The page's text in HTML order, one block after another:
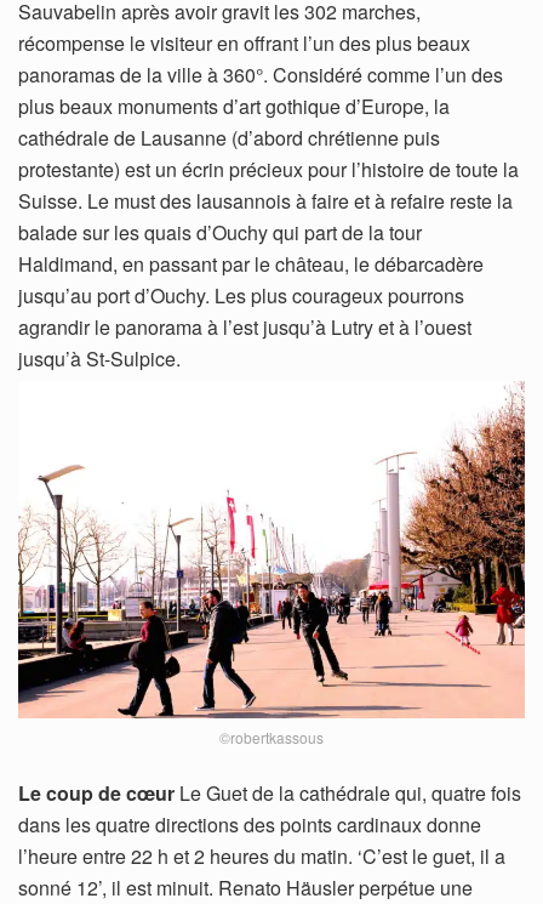
Sauvabelin après avoir gravit les 302 marches,
récompense le visiteur en offrant l’un des plus beaux
panoramas de la ville à 360°. Considéré comme l’un des
plus beaux monuments d’art gothique d’Europe, la
cathédrale de Lausanne (d’abord chrétienne puis
protestante) est un écrin précieux pour l’histoire de toute la
Suisse. Le must des lausannois à faire et à refaire reste la
balade sur les quais d’Ouchy qui part de la tour
Haldimand, en passant par le château, le débarcadère
jusqu’au port d’Ouchy. Les plus courageux pourrons
agrandir le panorama à l’est jusqu’à Lutry et à l’ouest
jusqu’à St-Sulpice.
©robertkassous
Le coup de cœur Le Guet de la cathédrale qui, quatre fois
dans les quatre directions des points cardinaux donne
l’heure entre 22 h et 2 heures du matin. ‘C’est le guet, il a
sonné 12’, il est minuit. Renato Häusler perpétue une